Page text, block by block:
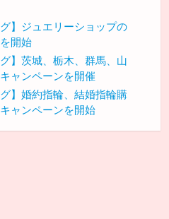
】ジュエリーショップの
開始
】茨城、栃木、群馬、山
ャンペーンを開催
】婚約指輪、結婚指輪購
ャンペーンを開始